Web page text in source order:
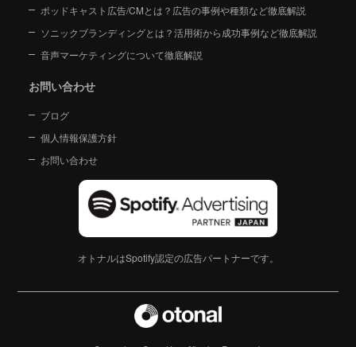
ポッドキャスト広告/CMとは？広告の事例や種類など徹底解説
ソニックブランディングとは？活用術から成功事例など徹底解説
音声マーケティングについて徹底解説
お問い合わせ
ブログ
個人情報保護方針
お問い合わせ
オトナルはSpotify認定の広告パートナーです。